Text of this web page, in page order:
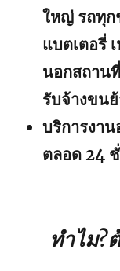
ใหญ่ รถทุก
แบตเตอรี่
นอกสถาน
รับจ้างขน
บริการงา
ตลอด 24
ทำไม?